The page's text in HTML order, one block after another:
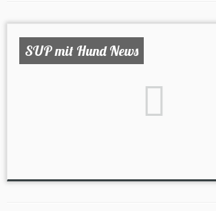
SUP mit Hund News